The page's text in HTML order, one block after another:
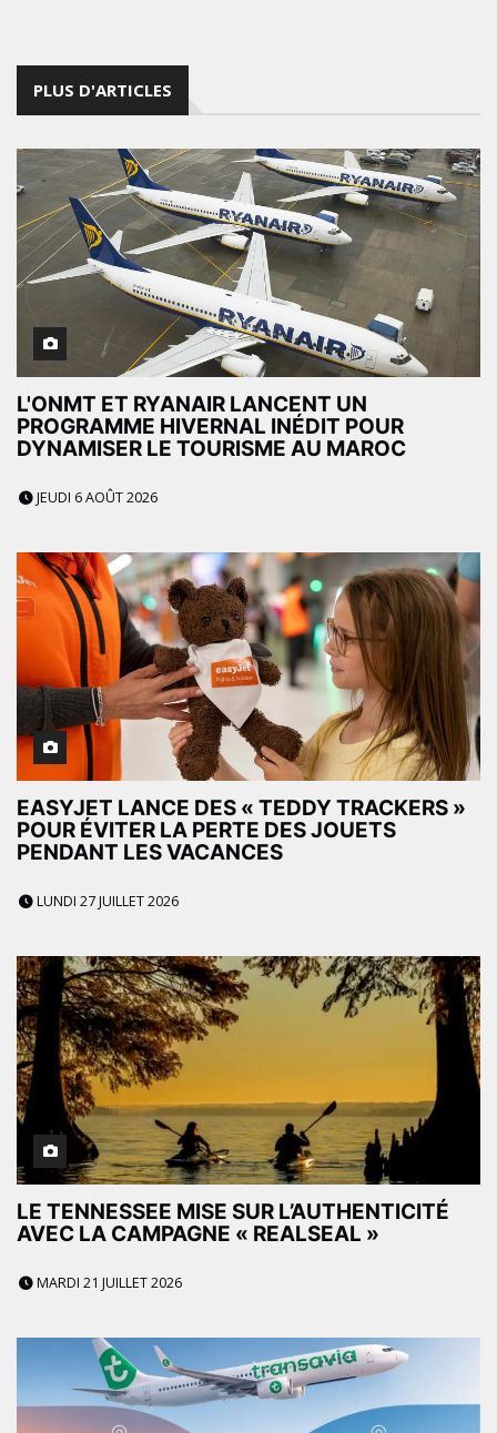
PLUS D'ARTICLES
L'ONMT ET RYANAIR LANCENT UN
PROGRAMME HIVERNAL INÉDIT POUR
DYNAMISER LE TOURISME AU MAROC
JEUDI 6 AOÛT 2026
EASYJET LANCE DES « TEDDY TRACKERS »
POUR ÉVITER LA PERTE DES JOUETS
PENDANT LES VACANCES
LUNDI 27 JUILLET 2026
LE TENNESSEE MISE SUR L’AUTHENTICITÉ
AVEC LA CAMPAGNE « REALSEAL »
MARDI 21 JUILLET 2026